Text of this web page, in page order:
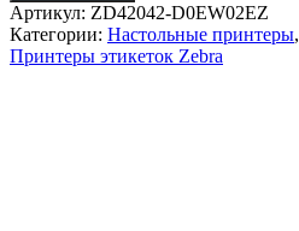
Артикул: ZD42042-D0EW02EZ
Категории: Настольные принтеры,
Принтеры этикеток Zebra